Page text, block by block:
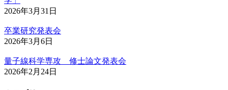
2026年3月31日
卒業研究発表会
2026年3月6日
量子線科学専攻 修士論文発表会
2026年2月24日